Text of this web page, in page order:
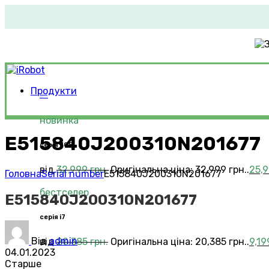
Продукти
новинка
серія 705
від32,999грн. Оригінальна ціна: 32,999 грн..
бестселер
серія i7
від20,385грн. Оригінальна ціна: 20,385 грн..
E515840J200310N201677
ГоловнаSerial numberE515840J200310N201677
E515840J200310N201677
Відadmin
04.01.2023
Старше